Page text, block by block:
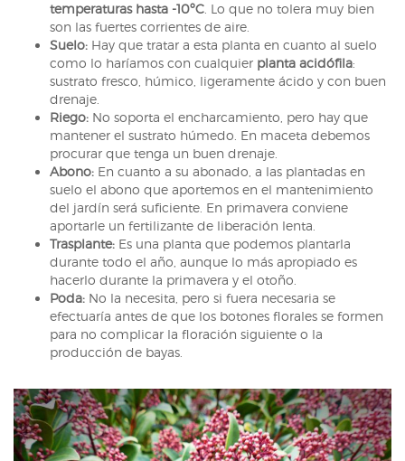
temperaturas hasta -10ºC . Lo que no tolera muy bien
son las fuertes corrientes de aire.
Suelo: Hay que tratar a esta planta en cuanto al suelo
como lo haríamos con cualquier planta acidófila:
sustrato fresco, húmico, ligeramente ácido y con buen
drenaje.
Riego: No soporta el encharcamiento, pero hay que
mantener el sustrato húmedo. En maceta debemos
procurar que tenga un buen drenaje.
Abono: En cuanto a su abonado, a las plantadas en
suelo el abono que aportemos en el mantenimiento
del jardín será suficiente. En primavera conviene
aportarle un fertilizante de liberación lenta.
Trasplante: Es una planta que podemos plantarla
durante todo el año, aunque lo más apropiado es
hacerlo durante la primavera y el otoño.
Poda: No la necesita, pero si fuera necesaria se
efectuaría antes de que los botones florales se formen
para no complicar la floración siguiente o la
producción de bayas.